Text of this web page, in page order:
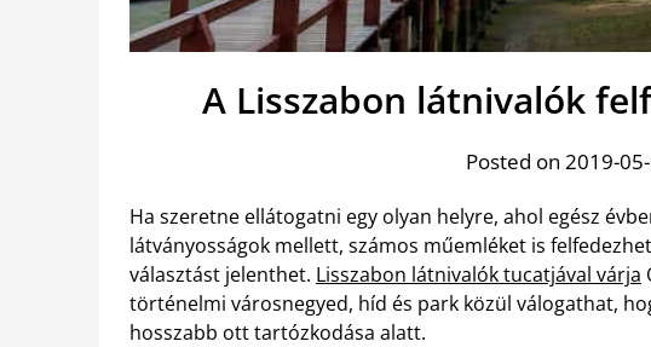
A Lisszabon látnivalók
Posted on 2019-
Ha szeretne ellátogatni egy olyan helyre, ahol egész
látványosságok mellett, számos műemléket is
választást jelenthet. Lisszabon látnivalók tucatjával várja
történelmi városnegyed, híd és park közül válogathat,
hosszabb ott tartózkodása alatt.